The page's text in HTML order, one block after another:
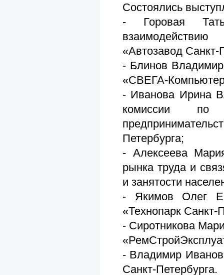
Состоялись
- Горовая
«Автозавод Санкт-
- Блинов
«СВЕГА-
- Иванова Ирина
комиссии по
Петербурга;
- Алексеева
рынка труда и
и занятости
- Якимов Олег
«Технопарк Санкт-
- Сиротникова
- Владимир
Санкт-Петербурга.